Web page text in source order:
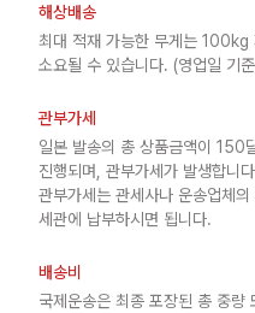
해상배송
최대 적재 가능한 무게는
소요될 수 있습니다. (영업일 기
관부가세
일본 발송의 총 상품금액이 150
진행되며, 관부가세가 발생합니
관부가세는 관세사나 운송업체
세관에 납부하시면 됩니다.
배송비
국제운송은 최종 포장된 총 중량